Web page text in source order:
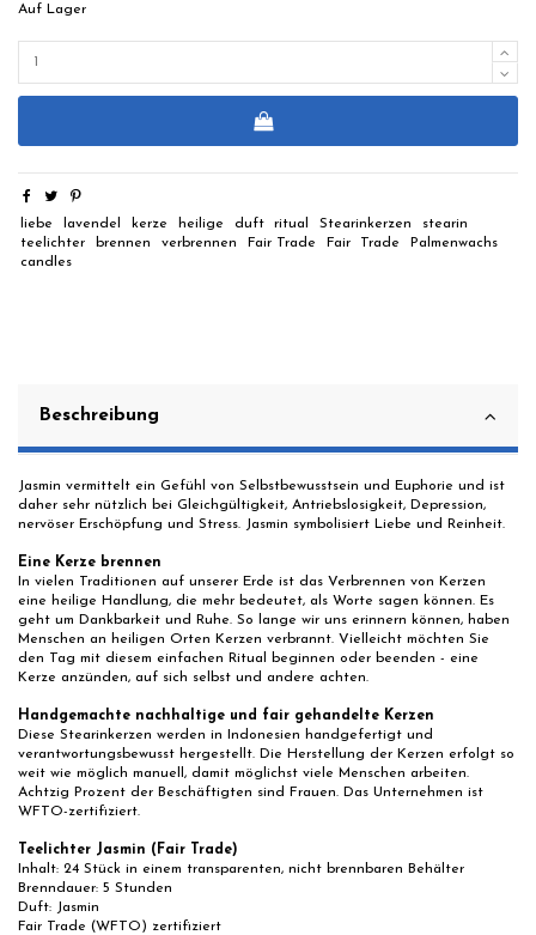
Auf Lager
liebe lavendel kerze heilige duft ritual Stearinkerzen
stearin
teelichter
brennen verbrennen Fair Trade Fair Trade
Palmenwachs
candles
Beschreibung
Jasmin vermittelt ein Gefühl von Selbstbewusstsein und Euphorie und ist
daher sehr nützlich bei Gleichgültigkeit, Antriebslosigkeit, Depression,
nervöser Erschöpfung und Stress. Jasmin symbolisiert Liebe und Reinheit.
Eine Kerze brennen
In vielen Traditionen auf unserer Erde ist das Verbrennen von Kerzen
eine heilige Handlung, die mehr bedeutet, als Worte sagen können. Es
geht um Dankbarkeit und Ruhe. So lange wir uns erinnern können, haben
Menschen an heiligen Orten Kerzen verbrannt. Vielleicht möchten Sie
den Tag mit diesem einfachen Ritual beginnen oder beenden - eine
Kerze anzünden, auf sich selbst und andere achten.
Handgemachte nachhaltige und fair gehandelte Kerzen
Diese Stearinkerzen werden in Indonesien handgefertigt und
verantwortungsbewusst hergestellt. Die Herstellung der Kerzen erfolgt so
weit wie möglich manuell, damit möglichst viele Menschen arbeiten.
Achtzig Prozent der Beschäftigten sind Frauen. Das Unternehmen ist
WFTO-zertifiziert.
Teelichter Jasmin (Fair Trade)
Inhalt: 24 Stück in einem transparenten, nicht brennbaren Behälter
Brenndauer: 5 Stunden
Duft: Jasmin
Fair Trade (WFTO) zertifiziert